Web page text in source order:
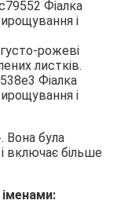
рожеві
листків.
Вона була
включає більше
іменами: